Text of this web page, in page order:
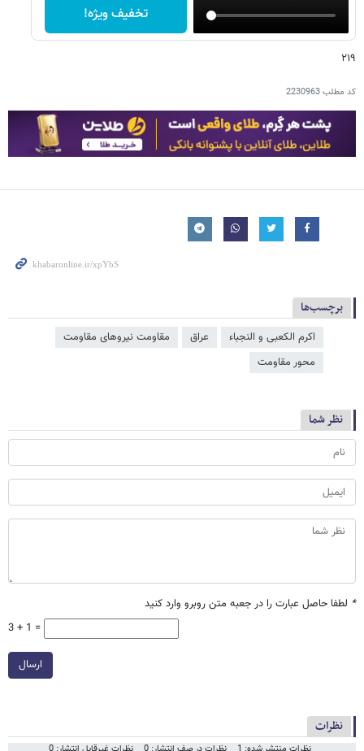
تخفیف ویژه!
۲۱۹
کد مطلب2230963
برچسب‌ها
اکرم الکعبی و النجباء عراق
مقاومت نیروهای مقاومت
محور مقاومت
نظر شما
* لطفا حاصل عبارت را در جعبه متن روبرو وارد کنید
3 + 1 =
ارسال
نظرات